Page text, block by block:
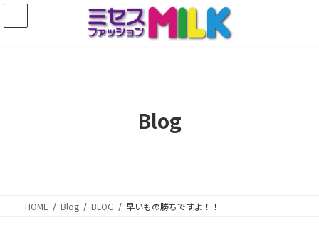
コ
ナ
Blog
HOME Blog BLOG 早いもの勝ちですよ！！